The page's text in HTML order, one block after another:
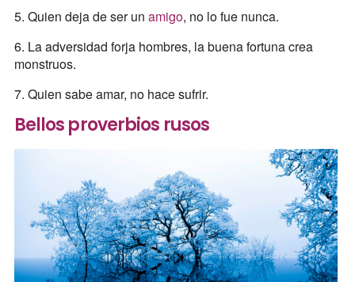
5. Quien deja de ser un amigo, no lo fue nunca.
6. La adversidad forja hombres, la buena fortuna crea
monstruos.
7. Quien sabe amar, no hace sufrir.
Bellos proverbios rusos